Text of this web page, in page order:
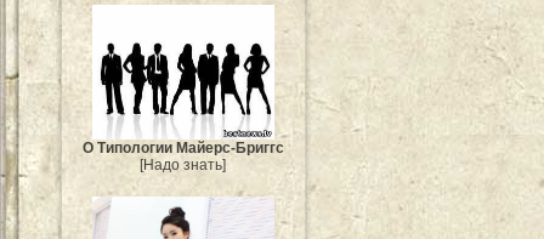
О Типологии Майерс-Бриггс
[Надо знать]